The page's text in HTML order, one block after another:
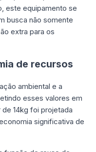
este equipamento se
busca não somente
extra para os
de recursos
ambiental e a
esses valores em
14kg foi projetada
significativa de